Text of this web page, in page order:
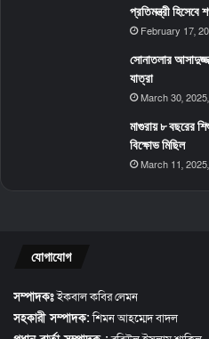
প্রতিমন্ত্রী
February 17,
সোনাতলার
যাত্রা
March 30,
মাগুরায় ৮ বছরের
বিক্ষোভ মিছিল
March 11,
যোগাযোগ
সম্পাদকঃইকবাল কবির লেমন
সহকারী সম্পাদক:শিমন আহম্মেদ বাদল